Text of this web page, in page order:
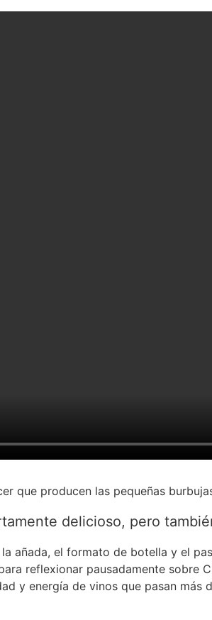
que producen las pequeñas
delicioso, pero
añada, el formato de botella y el
reflexionar pausadamente sobre
y energía de vinos que pasan más